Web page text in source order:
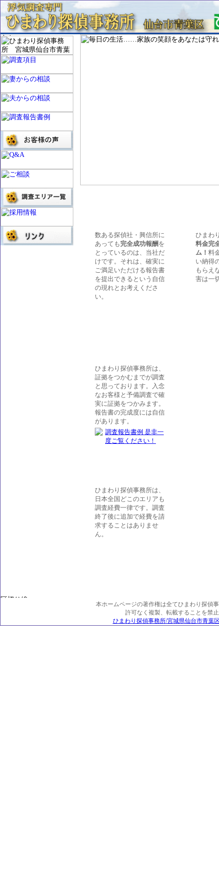
数ある探偵社・興信所に
あっても 完全成功報酬を
とっているのは、当社だ
けです。それは、確実に
ご満足いただける報告書
を提出できるという自信
の現れとお考えくださ
い。
ひまわ
料金完
ム！ 料
い納得
もらえ
害は一
ひまわり探偵事務所は、
証拠をつかむまでが調査
と思っております。入念
なお客様と予備調査で確
実に証拠をつかみます。
報告書の完成度には自信
があります。
ひまわり探偵事務所は、
日本全国どこのエリアも
調査経費一律です。調査
終了後に追加で経費を請
求することはありませ
ん。
本ホームページの著作権は全てひまわり探偵
許可なく複製、転載することを禁
ひまわり探偵事務所/宮城県仙台市青葉